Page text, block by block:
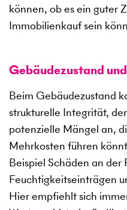
können, ob es ein guter
Immobilienkauf sein
Gebäudezustand
Beim Gebäudezustand
strukturelle Integrität,
potenzielle Mängel an,
Mehrkosten führen
Beispiel Schäden an der
Feuchtigkeitseinträgen
Hier empfiehlt sich